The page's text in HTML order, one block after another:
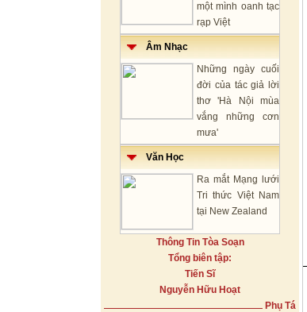
một mình oanh tạc
rạp Việt
Âm Nhạc
Những ngày cuối
đời của tác giả lời
thơ 'Hà Nội mùa
vắng những cơn
mưa'
Văn Học
Ra mắt Mạng lưới
Tri thức Việt Nam
tại New Zealand
Thông Tin Tòa Soạn
Tổng biên tập:
Tiến Sĩ
Nguyễn Hữu Hoạt
Phụ Tá